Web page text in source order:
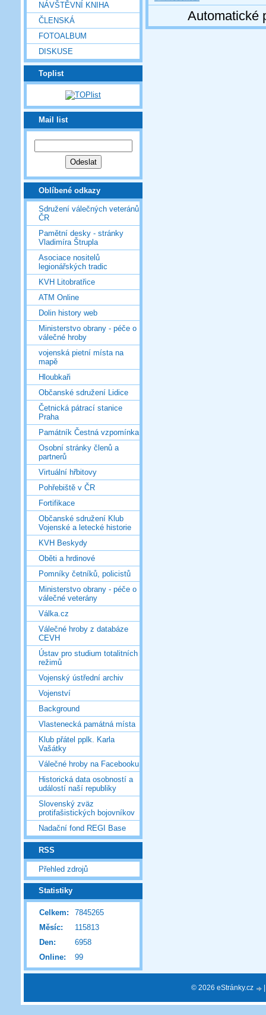
NÁVŠTĚVNÍ KNIHA
ČLENSKÁ
FOTOALBUM
DISKUSE
Toplist
Mail list
Oblíbené odkazy
Sdružení válečných veteránů
ČR
Pamětní desky - stránky
Vladimíra Štrupla
Asociace nositelů
legionářských tradic
KVH Litobratřice
ATM Online
Dolin history web
Ministerstvo obrany - péče o
válečné hroby
vojenská pietní místa na
mapě
Hloubkaři
Občanské sdružení Lidice
Četnická pátrací stanice
Praha
Památník Čestná vzpomínka
Osobní stránky členů a
partnerů
Virtuální hřbitovy
Pohřebiště v ČR
Fortifikace
Občanské sdružení Klub
Vojenské a letecké historie
KVH Beskydy
Oběti a hrdinové
Pomníky četníků, policistů
Ministerstvo obrany - péče o
válečné veterány
Válka.cz
Válečné hroby z databáze
CEVH
Ústav pro studium totalitních
režimů
Vojenský ústřední archiv
Vojenství
Background
Vlastenecká památná místa
Klub přátel pplk. Karla
Vašátky
Válečné hroby na Facebooku
Historická data osobností a
událostí naší republiky
Slovenský zväz
protifašistických bojovníkov
Nadační fond REGI Base
RSS
Přehled zdrojů
Statistiky
Online: 99
Celkem:
7845265
Měsíc:
115813
Den:
6958
Automatické
© 2026 eStránky.cz